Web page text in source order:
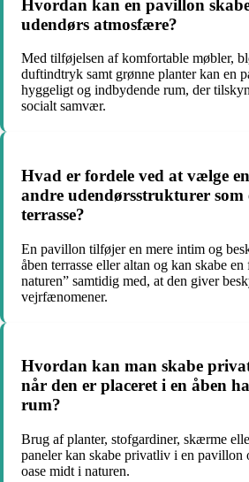
Hvordan kan en pavillon
udendørs atmosfære?
Med tilføjelsen af komfortable møbler,
duftindtryk samt grønne planter kan en
hyggeligt og indbydende rum, der
socialt samvær.
Hvad er fordele ved at vælge
andre udendørsstrukturer som
terrasse?
En pavillon tilføjer en mere intim og
åben terrasse eller altan og kan skabe
naturen” samtidig med, at den giver
vejrfænomener.
Hvordan kan man skabe
når den er placeret i en åben
rum?
Brug af planter, stofgardiner, skærme
paneler kan skabe privatliv i en pavillon
oase midt i naturen.